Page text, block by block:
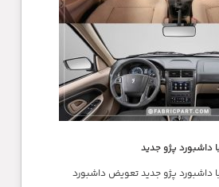
داشبورد پژو جدید
داشبورد پژو جدید تعویض داشبورد